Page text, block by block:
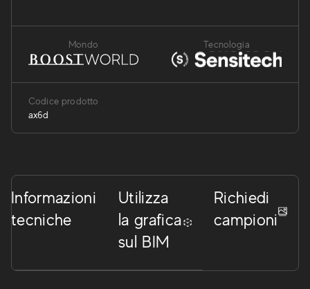
Mondo Tecnologia
Codice prodotto
ax6d
Informazioni
tecniche
Utilizza
la grafica
sul BIM
Richiedi
campioni